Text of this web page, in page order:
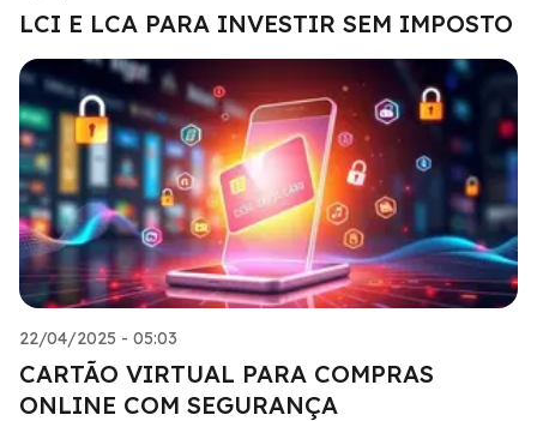
LCI E LCA PARA INVESTIR SEM IMPOSTO
22/04/2025 - 05:03
CARTÃO VIRTUAL PARA COMPRAS
ONLINE COM SEGURANÇA